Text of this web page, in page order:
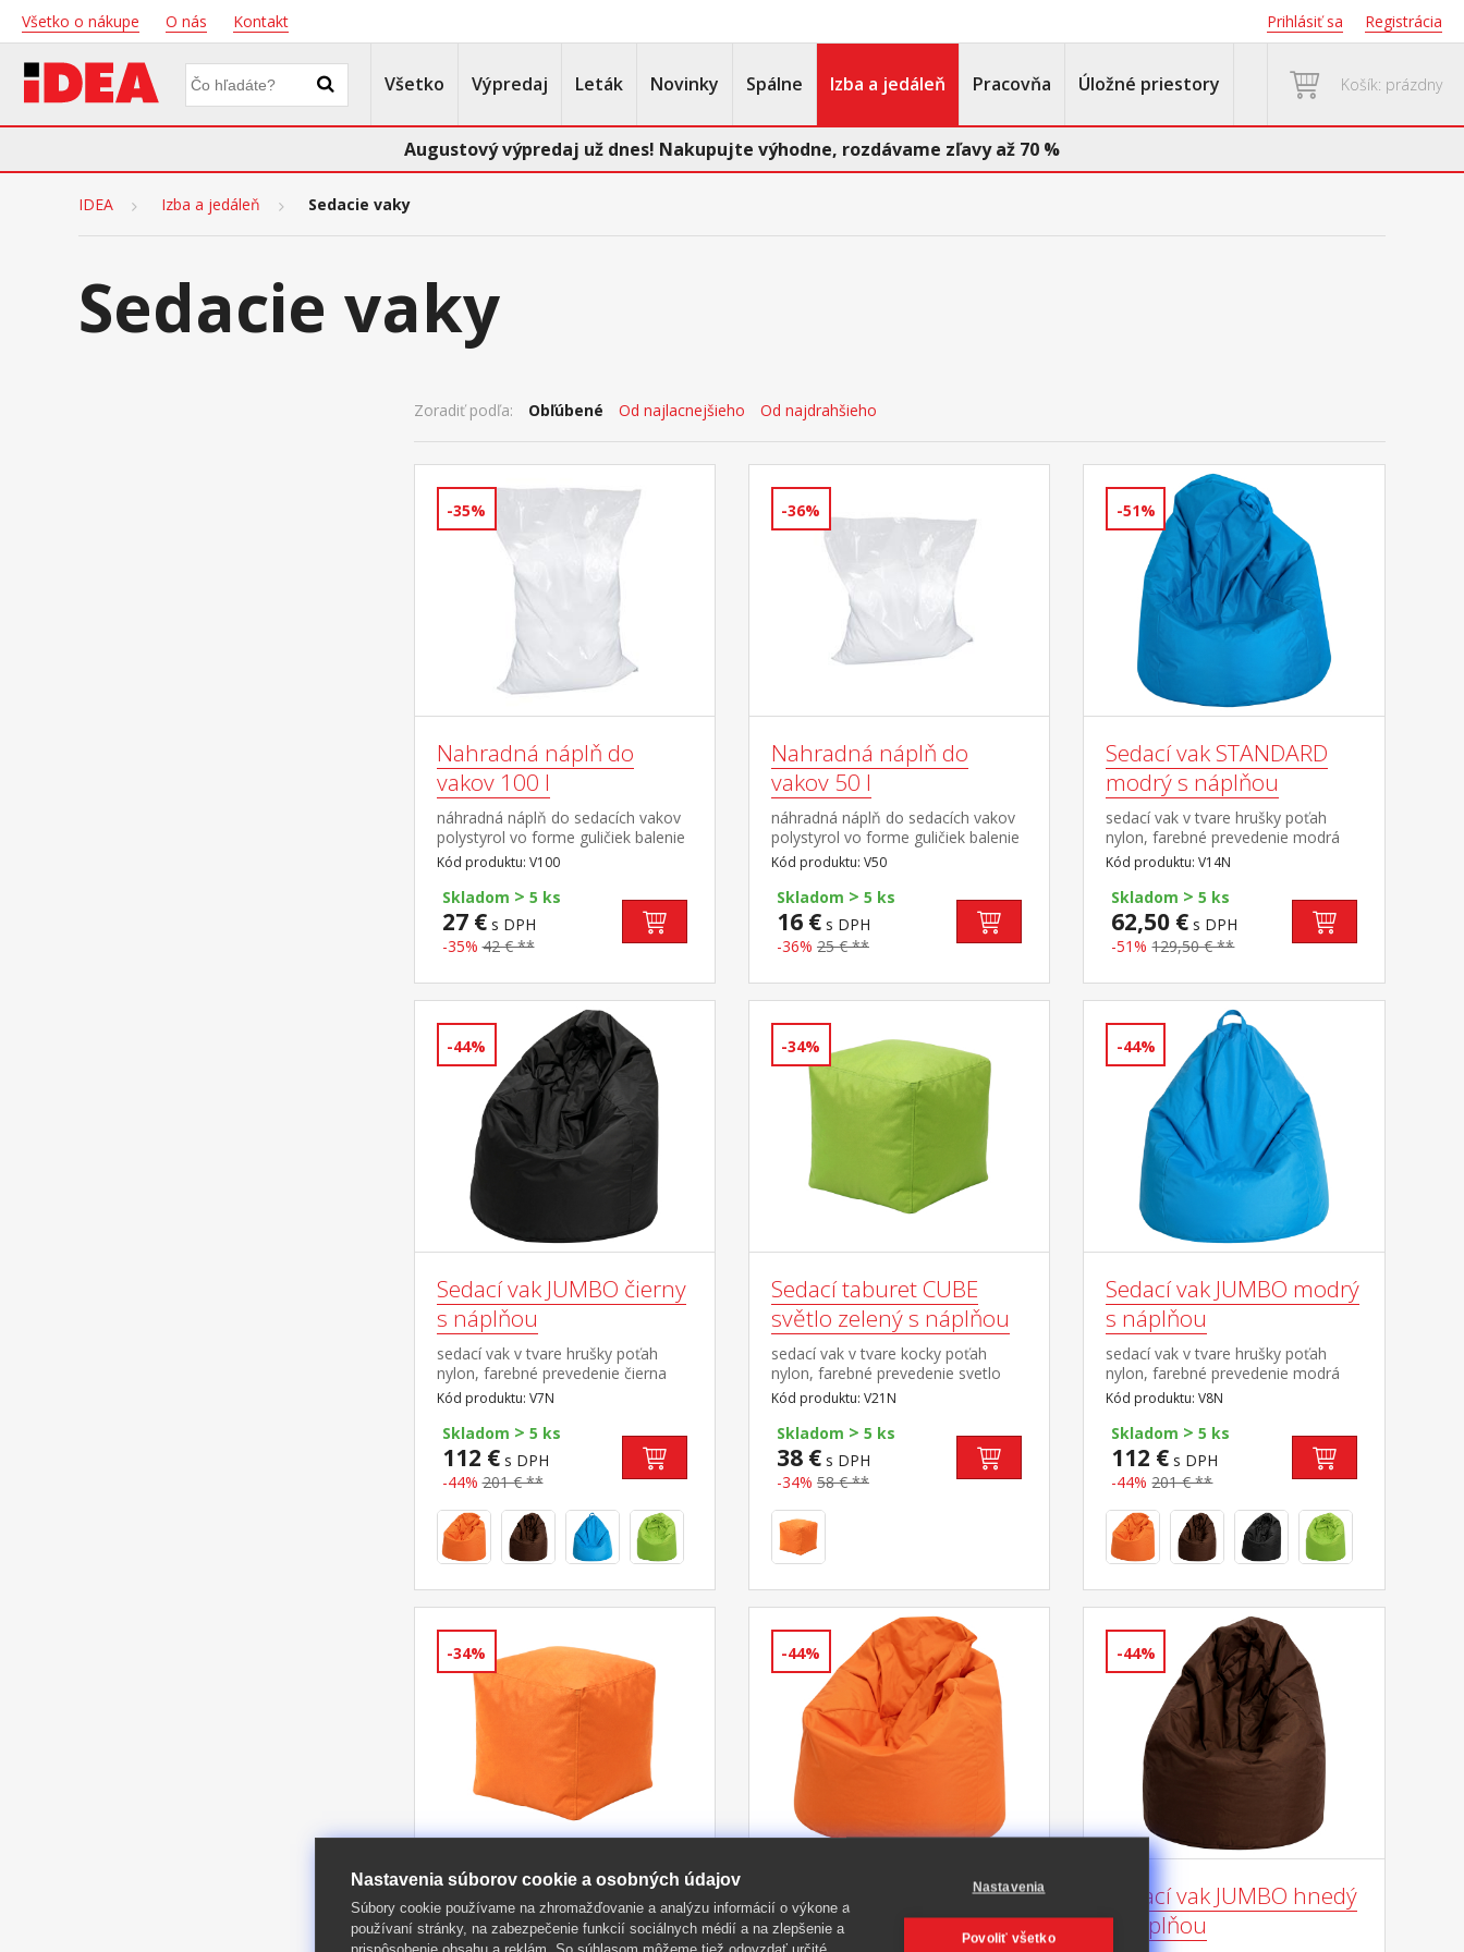
Všetko o nákupe O nás Kontakt Prihlásiť sa Registrácia
Všetko Výpredaj Leták Novinky Spálne Izba a jedáleň Pracovňa Úložné priestory Košík: prázdny
Augustový výpredaj už dnes! Nakupujte výhodne, rozdávame zľavy až 70 %
IDEA Izba a jedáleň Sedacie vaky
Sedacie vaky
Zoradiť podľa: Obľúbené Od najlacnejšieho Od najdrahšieho
-35%
Nahradná náplň do
vakov 100 l
náhradná náplň do sedacích vakov
polystyrol vo forme guličiek balenie
100 litrov
Kód produktu: V100
Skladom > 5 ks
27 €s DPH
-35% 42 € **
-36%
Nahradná náplň do
vakov 50 l
náhradná náplň do sedacích vakov
polystyrol vo forme guličiek balenie
50 litrov
Kód produktu: V50
Skladom > 5 ks
16 €s DPH
-36% 25 € **
-51%
Sedací vak STANDARD
modrý s náplňou
sedací vak v tvare hrušky poťah
nylon, farebné prevedenie modrá
plnený guličkami z polystyrolu,
obsah náplne 150 l zipsový uzáver,
náplň možné dopĺňať alebo
odoberať cena vrátane náplne
Kód produktu: V14N
Skladom > 5 ks
62,50 € s DPH
-51% 129,50 € **
-44%
Sedací vak JUMBO čierny
s náplňou
sedací vak v tvare hrušky poťah
nylon, farebné prevedenie čierna
plnený guličkami z polystyrolu,
obsah náplne 400 l zipsový uzáver,
náplň možné dopĺňať alebo
odoberať cena vrátane náplne
Kód produktu: V7N
Skladom > 5 ks
112 €s DPH
-44% 201 € **
-34%
Sedací taburet CUBE
světlo zelený s náplňou
sedací vak v tvare kocky poťah
nylon, farebné prevedenie svetlo
zelená plnený guličkami z
polystyrolu, obsah náplne 100 l
zipsový uzáver, náplň možné
dopĺňať alebo odoberať cena
vrátane náplne
Kód produktu: V21N
Skladom > 5 ks
38 €s DPH
-34% 58 € **
-44%
Sedací vak JUMBO modrý
s náplňou
sedací vak v tvare hrušky poťah
nylon, farebné prevedenie modrá
plnený guličkami z polystyrolu,
obsah náplne 400 l zipsový uzáver,
náplň možné dopĺňať alebo
odoberať cena vrátane náplne
Kód produktu: V8N
Skladom > 5 ks
112 € s DPH
-44% 201 € **
-34%
Sedací taburet CUBE
oranžový s náplňou
-44%
Sedací vak JUMBO
oranžový s náplňou
-44%
Sedací vak JUMBO hnedý
s náplňou
Nastavenia súborov cookie a osobných údajov
Súbory cookie používame na zhromažďovanie a analýzu informácií o výkone a
používaní stránky, na zabezpečenie funkcií sociálnych médií a na zlepšenie a
prispôsobenie obsahu a reklám. So súhlasom môžeme tiež odovzdať určité
Nastavenia
Povoliť všetko